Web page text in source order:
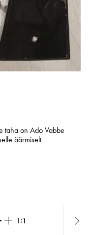
taha on Ado Vabbe
äärmiselt
ZoomReset